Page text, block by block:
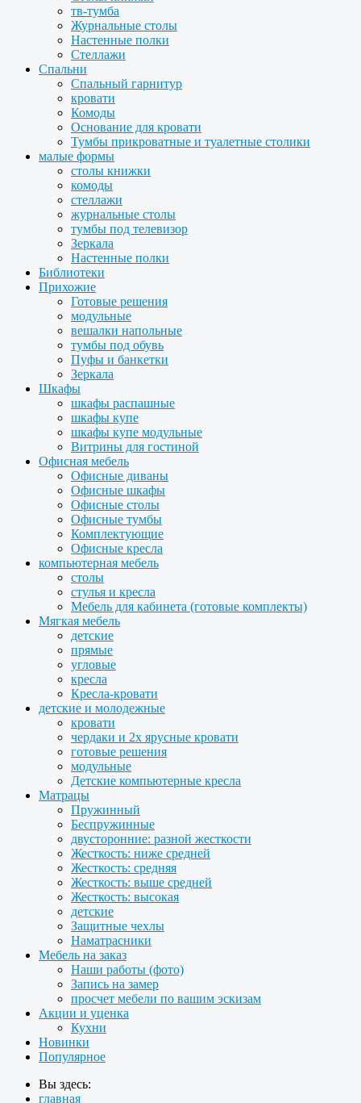
тв-тумба
Журнальные столы
Настенные полки
Стеллажи
Спальни
Спальный гарнитур
кровати
Комоды
Основание для кровати
Тумбы прикроватные и туалетные столики
малые формы
столы книжки
комоды
стеллажи
журнальные столы
тумбы под телевизор
Зеркала
Настенные полки
Библиотеки
Прихожие
Готовые решения
модульные
вешалки напольные
тумбы под обувь
Пуфы и банкетки
Зеркала
Шкафы
шкафы распашные
шкафы купе
шкафы купе модульные
Витрины для гостиной
Офисная мебель
Офисные диваны
Офисные шкафы
Офисные столы
Офисные тумбы
Комплектующие
Офисные кресла
компьютерная мебель
столы
стулья и кресла
Мебель для кабинета (готовые комплекты)
Мягкая мебель
детские
прямые
угловые
кресла
Кресла-кровати
детские и молодежные
кровати
чердаки и 2х ярусные кровати
готовые решения
модульные
Детские компьютерные кресла
Матрацы
Пружинный
Беспружинные
двусторонние: разной жесткости
Жесткость: ниже средней
Жесткость: средняя
Жесткость: выше средней
Жесткость: высокая
детские
Защитные чехлы
Наматрасники
Мебель на заказ
Наши работы (фото)
Запись на замер
просчет мебели по вашим эскизам
Акции и уценка
Кухни
Новинки
Популярное
Вы здесь:
главная